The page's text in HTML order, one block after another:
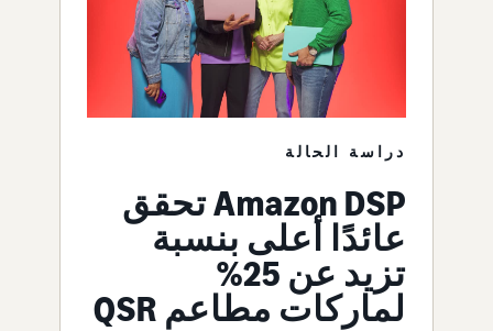
دراسة الحالة
Amazon DSP تحقق
عائدًا أعلى بنسبة
تزيد عن 25%
لماركات مطاعم QSR